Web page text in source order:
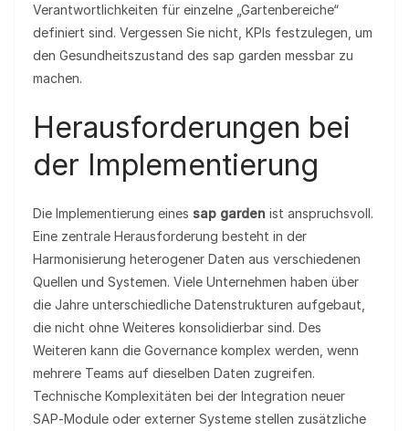
Verantwortlichkeiten für einzelne „Gartenbereiche“
definiert sind. Vergessen Sie nicht, KPIs festzulegen, um
den Gesundheitszustand des sap garden messbar zu
machen.
Herausforderungen bei
der Implementierung
Die Implementierung eines sap garden ist anspruchsvoll.
Eine zentrale Herausforderung besteht in der
Harmonisierung heterogener Daten aus verschiedenen
Quellen und Systemen. Viele Unternehmen haben über
die Jahre unterschiedliche Datenstrukturen aufgebaut,
die nicht ohne Weiteres konsolidierbar sind. Des
Weiteren kann die Governance komplex werden, wenn
mehrere Teams auf dieselben Daten zugreifen.
Technische Komplexitäten bei der Integration neuer
SAP‑Module oder externer Systeme stellen zusätzliche